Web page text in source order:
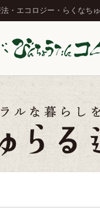
・エコロジー・らくなち